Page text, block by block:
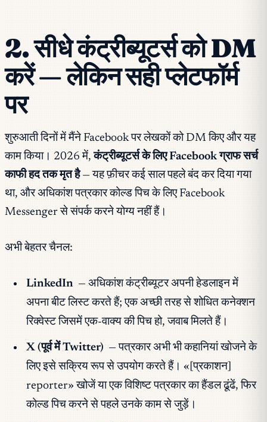
2. सीधे कंट्रीब्यूटर्स को DM
करें — लेकिन सही प्लेटफॉर्म
पर
शुरुआती दिनों में मैंने Facebook पर लेखकों को DM किए और यह
काम किया। 2026 में,कंट्रीब्यूटर्स के लिए Facebook ग्राफ सर्च
काफी हद तक मृत है— यह फ़ीचर कई साल पहले बंद कर दिया गया
था, और अधिकांश पत्रकार कोल्ड पिच के लिए Facebook
Messenger से संपर्क करने योग्य नहीं हैं।
अभी बेहतर चैनल:
LinkedIn — अधिकांश कंट्रीब्यूटर अपनी हेडलाइन में
अपना बीट लिस्ट करते हैं; एक अच्छी तरह से शोधित कनेक्शन
रिक्वेस्ट जिसमें एक-वाक्य की पिच हो, जवाब मिलते हैं।
X (पूर्व में Twitter) — पत्रकार अभी भी कहानियां खोजने के
लिए इसे सक्रिय रूप से उपयोग करते हैं। «[प्रकाशन]
reporter» खोजें या एक विशिष्ट पत्रकार का हैंडल ढूंढें, फिर
कोल्ड पिच करने से पहले उनके काम से जुड़ें।